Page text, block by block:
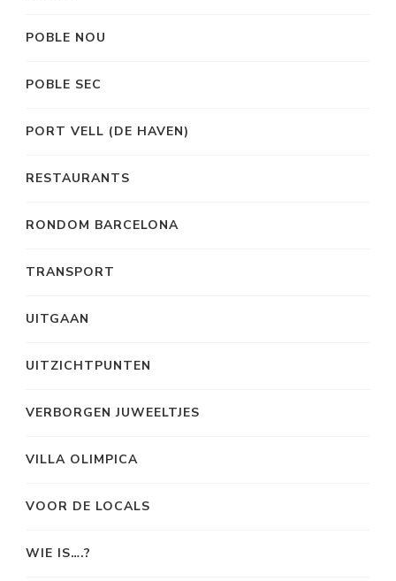
POBLE NOU
POBLE SEC
PORT VELL (DE HAVEN)
RESTAURANTS
RONDOM BARCELONA
TRANSPORT
UITGAAN
UITZICHTPUNTEN
VERBORGEN JUWEELTJES
VILLA OLIMPICA
VOOR DE LOCALS
WIE IS….?